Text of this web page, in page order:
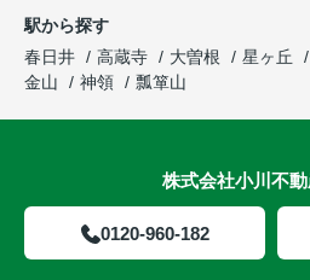
駅から探す
春日井
高蔵寺 大曽根 星ヶ丘
金山
神領 瓢箪山
株式会社小川不
0120-960-182